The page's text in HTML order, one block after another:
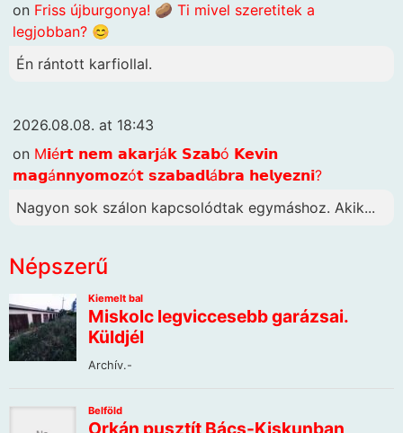
on Friss újburgonya! 🥔 Ti mivel szeretitek a
legjobban? 😊
Én rántott karfiollal.
2026.08.08. at 18:43
on M𝗶é𝗿𝘁 𝗻𝗲𝗺 𝗮𝗸𝗮𝗿𝗷á𝗸 𝗦𝘇𝗮𝗯ó 𝗞𝗲𝘃𝗶𝗻
𝗺𝗮𝗴á𝗻𝗻𝘆𝗼𝗺𝗼𝘇ó𝘁 𝘀𝘇𝗮𝗯𝗮𝗱𝗹á𝗯𝗿𝗮 𝗵𝗲𝗹𝘆𝗲𝘇𝗻𝗶?
Nagyon sok szálon kapcsolódtak egymáshoz. Akik...
Népszerű